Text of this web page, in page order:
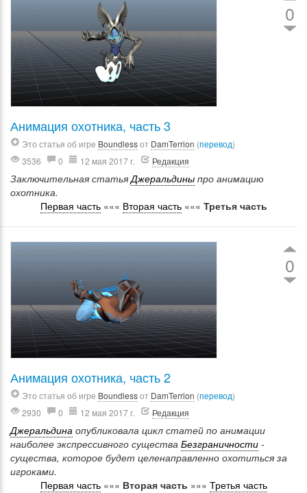
0
Анимация охотника, часть 3
Это статья об игре Boundlessот DamTerrion (перевод)
3536
0 12 мая 2017 г. Редакция
Заключительная статьяДжеральдины про анимацию
охотника.
Первая часть««« Вторая часть««« Третья часть
0
Анимация охотника, часть 2
Это статья об игре Boundlessот DamTerrion (перевод)
2930
0 12 мая 2017 г. Редакция
Джеральдина опубликовала цикл статей по анимации
наиболее экспрессивного существа Безграничности -
существа, которое будет целенаправленно охотиться за
игроками.
Первая часть««« Вторая часть »»» Третья часть